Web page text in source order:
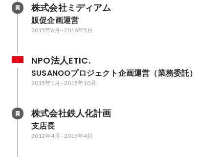
株式会社ミディアム
販促企画運営
2015年6月 -2016年5月
NPO法人ETIC.
SUSANOOプロジェクト企画運営（業務委託）
2015年1月 -2015年10月
株式会社鉄人化計画
支店長
2012年4月 -2015年4月